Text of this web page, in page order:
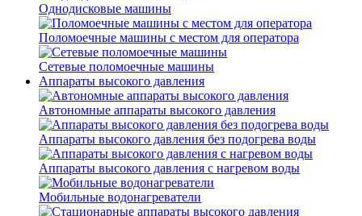
Однодисковые машины
Поломоечные машины с местом для оператора
Сетевые поломоечные машины
Аппараты высокого давления
Автономные аппараты высокого давления
Аппараты высокого давления без подогрева воды
Аппараты высокого давления с нагревом воды
Мобильные водонагреватели